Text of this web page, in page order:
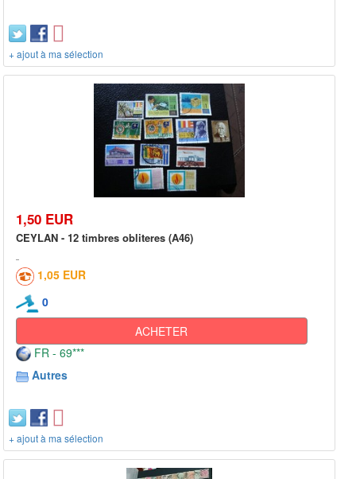
+ ajout à ma sélection
1,50 EUR
CEYLAN - 12 timbres obliteres (A46)
1,05 EUR
0
ACHETER
FR - 69***
Autres
+ ajout à ma sélection